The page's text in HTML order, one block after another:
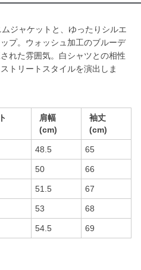
ジャケットと、ゆったりシルエ
プ。ウォッシュ加工のブルーデ
れた雰囲気。白シャツとの相性
トリートスタイルを演出しま
肩幅
(cm)
袖丈
(cm)
48.5 65
50 66
51.5 67
53 68
54.5 69